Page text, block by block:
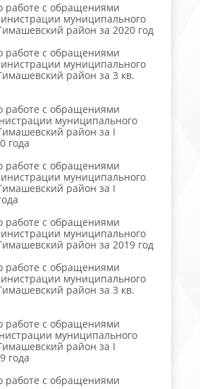
с обращениями
муниципального
район за 2020 год
с обращениями
муниципального
район за 3 кв.
с обращениями
муниципального
район за I
года
с обращениями
муниципального
район за I
с обращениями
муниципального
район за 2019 год
с обращениями
муниципального
район за 3 кв.
с обращениями
муниципального
район за I
года
с обращениями